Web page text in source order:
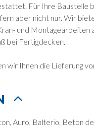
Für Ihre Baustelle
aber nicht nur. Wir
und Montagearbeiten
bei Fertigdecken.
wir Ihnen die Lieferung
Auro, Balterio, Beton